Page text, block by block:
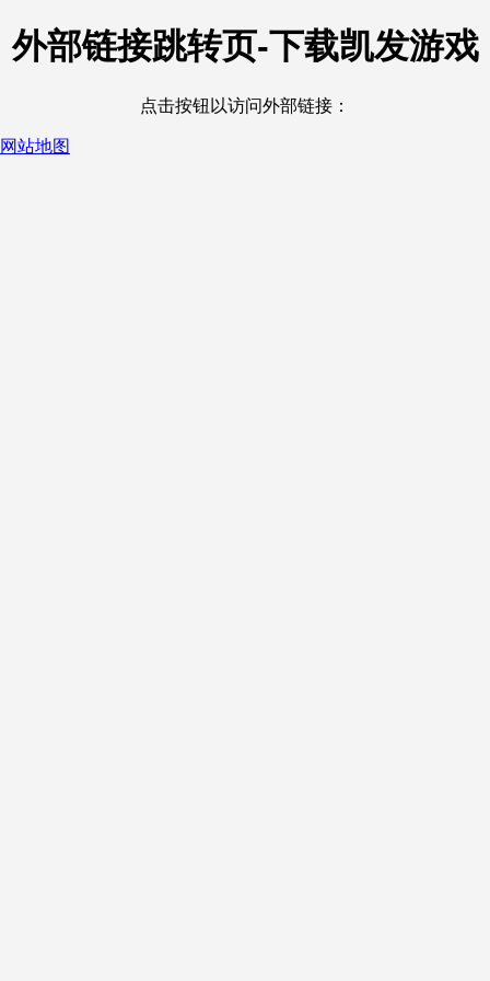
外部链接跳转页-下载凯发游戏
点击按钮以访问外部链接：
网站地图